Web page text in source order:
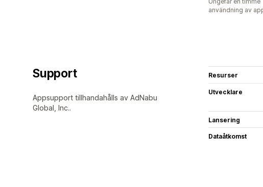
användning av
Support
Appsupport tillhandahålls av AdNabu
Global, Inc..
Resurser
Utvecklare
Lansering
Dataåtkomst